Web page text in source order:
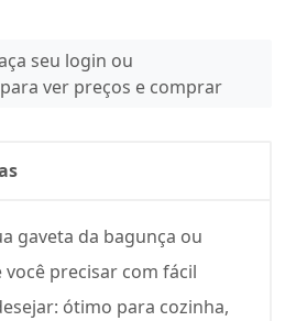
seu login ou
ver preços e comprar
gaveta da bagunça ou
precisar com fácil
ótimo para cozinha,